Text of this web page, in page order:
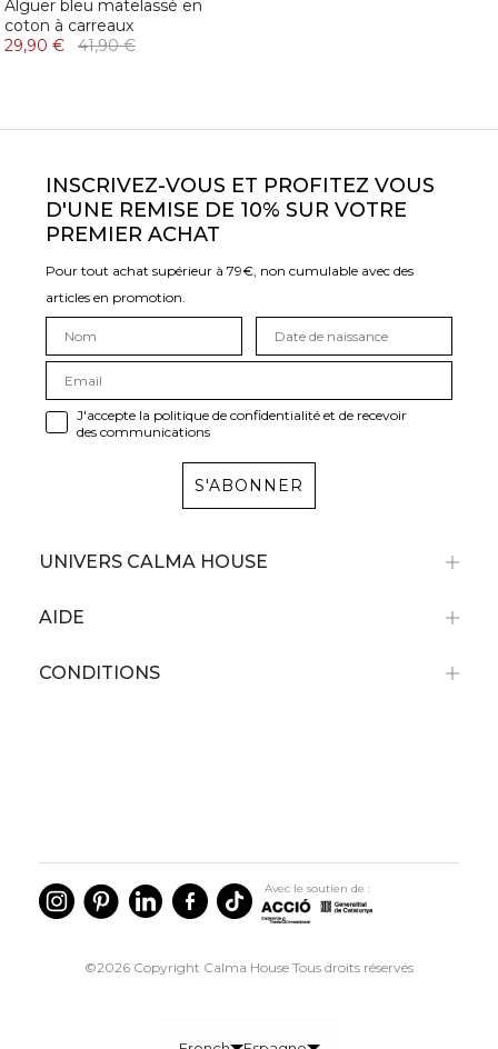
Alguer bleu matelassé en
coton à carreaux
29,90 €
41,90 €
INSCRIVEZ-VOUS ET PROFITEZ VOUS
D'UNE REMISE DE 10% SUR VOTRE
PREMIER ACHAT
Pour tout achat supérieur à 79€, non cumulable avec des
articles en promotion.
J'accepte la politique de confidentialité et de recevoir
des communications
S'ABONNER
UNIVERS CALMA HOUSE
AIDE
CONDITIONS
Avec le soutien de :
©2026 Copyright Calma House Tous droits réservés